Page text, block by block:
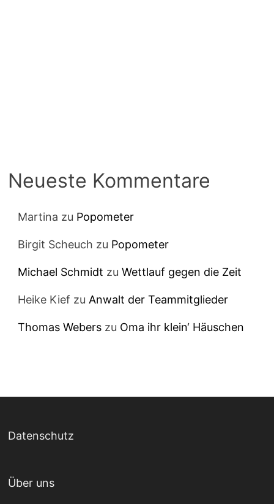
Neueste Kommentare
Martina zu Popometer
Birgit Scheuch zu Popometer
Michael Schmidt zuWettlauf gegen die Zeit
Heike Kief zu Anwalt der Teammitglieder
Thomas Webers zu Oma ihr klein‘ Häuschen
Datenschutz
Über uns